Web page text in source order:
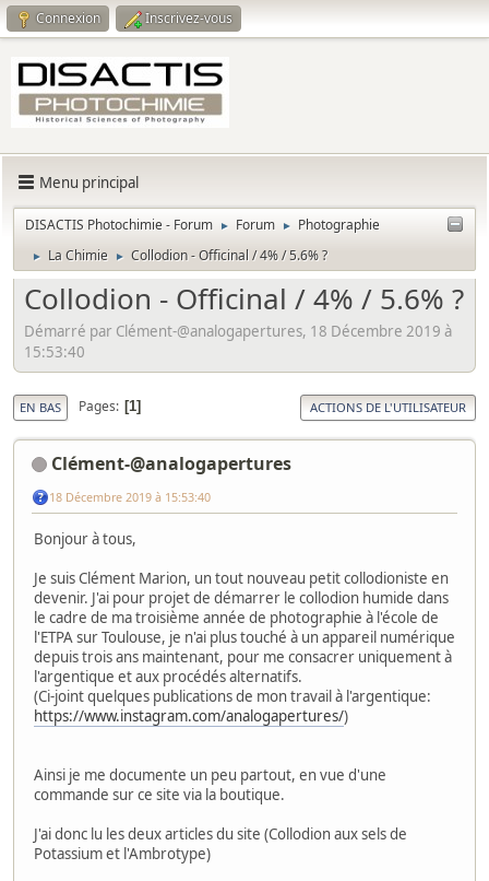
Connexion Inscrivez-vous
Menu principal
DISACTIS Photochimie - Forum ► Forum ► Photographie
► La Chimie ► Collodion - Officinal / 4% / 5.6% ?
Collodion - Officinal / 4% / 5.6% ?
Démarré par Clément-@analogapertures, 18 Décembre 2019 à
15:53:40
EN BAS Pages 1 ACTIONS DE L'UTILISATEUR
Clément-@analogapertures
18 Décembre 2019 à 15:53:40
Bonjour à tous,
Je suis Clément Marion, un tout nouveau petit collodioniste en
devenir. J'ai pour projet de démarrer le collodion humide dans
le cadre de ma troisième année de photographie à l'école de
l'ETPA sur Toulouse, je n'ai plus touché à un appareil numérique
depuis trois ans maintenant, pour me consacrer uniquement à
l'argentique et aux procédés alternatifs.
(Ci-joint quelques publications de mon travail à l'argentique:
https://www.instagram.com/analogapertures/)
Ainsi je me documente un peu partout, en vue d'une
commande sur ce site via la boutique.
J'ai donc lu les deux articles du site (Collodion aux sels de
Potassium et l'Ambrotype)